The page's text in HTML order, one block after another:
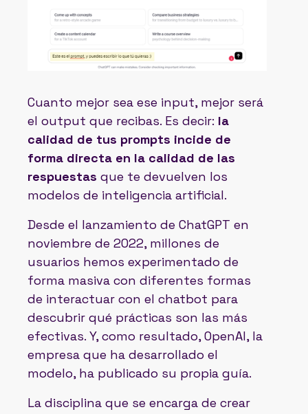
Cuanto mejor sea ese input, mejor será
el output que recibas. Es decir: la
calidad de tus prompts incide de
forma directa en la calidad de las
respuestas que te devuelven los
modelos de inteligencia artificial.
Desde el lanzamiento de ChatGPT en
noviembre de 2022, millones de
usuarios hemos experimentado de
forma masiva con diferentes formas
de interactuar con el chatbot para
descubrir qué prácticas son las más
efectivas. Y, como resultado, OpenAI, la
empresa que ha desarrollado el
modelo, ha publicado su propia guía.
La disciplina que se encarga de crear